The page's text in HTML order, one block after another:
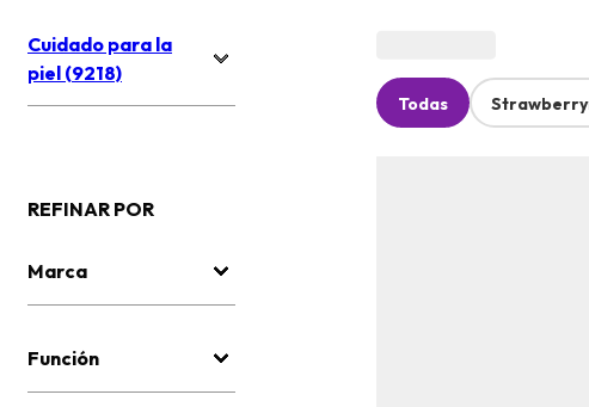
Cuidado para la
piel (9218)
REFINAR POR
Marca
Función
Todas